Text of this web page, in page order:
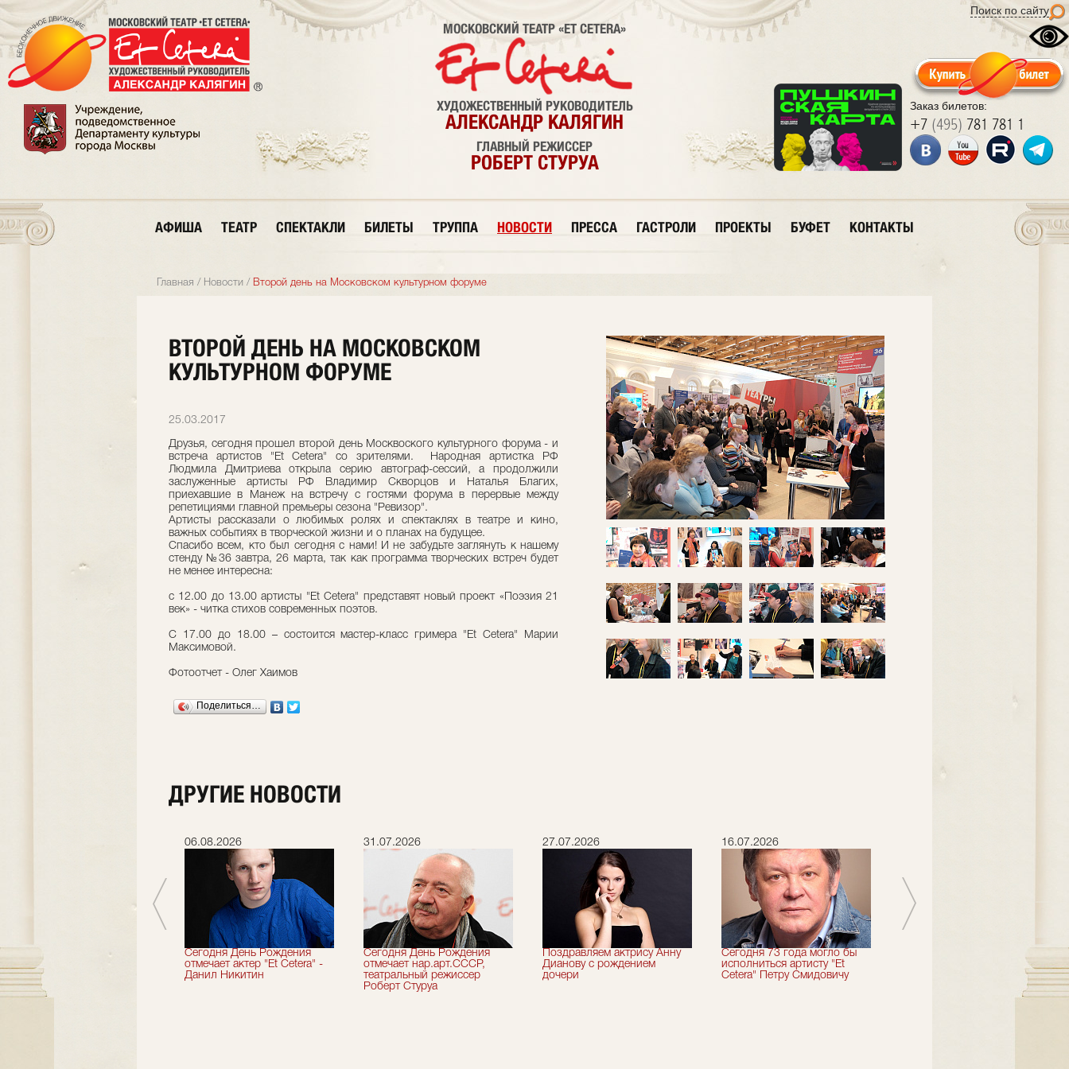
Поиск по сайту
Заказ билетов:
+7 (495) 781 781 1
МОСКОВСКИЙ ТЕАТР «ET CETERA»
ХУДОЖЕСТВЕННЫЙ РУКОВОДИТЕЛЬ
АЛЕКСАНДР КАЛЯГИН
ГЛАВНЫЙ РЕЖИССЕР
РОБЕРТ СТУРУА
АФИША ТЕАТР СПЕКТАКЛИ БИЛЕТЫ ТРУППА НОВОСТИ ПРЕССА ГАСТРОЛИ ПРОЕКТЫ БУФЕТ КОНТАКТЫ
Главная / Новости / Второй день на Московском культурном форуме
ВТОРОЙ ДЕНЬ НА МОСКОВСКОМ
КУЛЬТУРНОМ ФОРУМЕ
25.03.2017
Друзья, сегодня прошел второй день Москвоского культурного форума - и
встреча артистов "Et Cetera" со зрителями. Народная артистка РФ
Людмила Дмитриева открыла серию автограф-сессий, а продолжили
заслуженные артисты РФ Владимир Скворцов и Наталья Благих,
приехавшие в Манеж на встречу с гостями форума в перервые между
репетициями главной премьеры сезона "Ревизор".
Артисты рассказали о любимых ролях и спектаклях в театре и кино,
важных событиях в творческой жизни и о планах на будущее.
Спасибо всем, кто был сегодня с нами! И не забудьте заглянуть к нашему
стенду №36 завтра, 26 марта, так как программа творческих встреч будет
не менее интересна:
с 12.00 до 13.00 артисты "Et Cetera" представят новый проект «Поэзия 21
век» - читка стихов современных поэтов.
С 17.00 до 18.00 – состоится мастер-класс гримера "Et Cetera" Марии
Максимовой.
Фотоотчет - Олег Хаимов
Поделиться…
ДРУГИЕ НОВОСТИ
театральный сезон!
06.08.2026
Сегодня День Рождения
отмечает актер "Et Cetera" -
Данил Никитин
31.07.2026
Сегодня День Рождения
отмечает нар.арт.СССР,
театральный режиссер
Роберт Стуруа
27.07.2026
Поздравляем актрису Анну
Дианову с рождением
дочери
16.07.2026
Сегодня 73 года могло бы
исполниться артисту "Et
Cetera" Петру Смидовичу
отмечает актер "Et Cetera" -